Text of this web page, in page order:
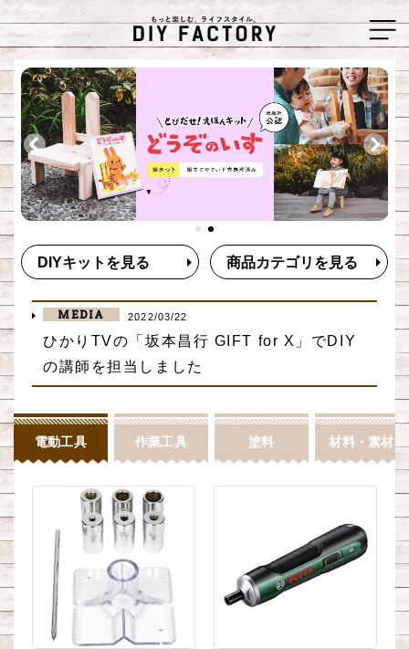
DIYキットを見る 商品カテゴリを見る
MEDIA 2022/03/22
ひかりTVの「坂本昌行 GIFT for X」でDIY
の講師を担当しました
電動工具 作業工具 塗料 材料・素材